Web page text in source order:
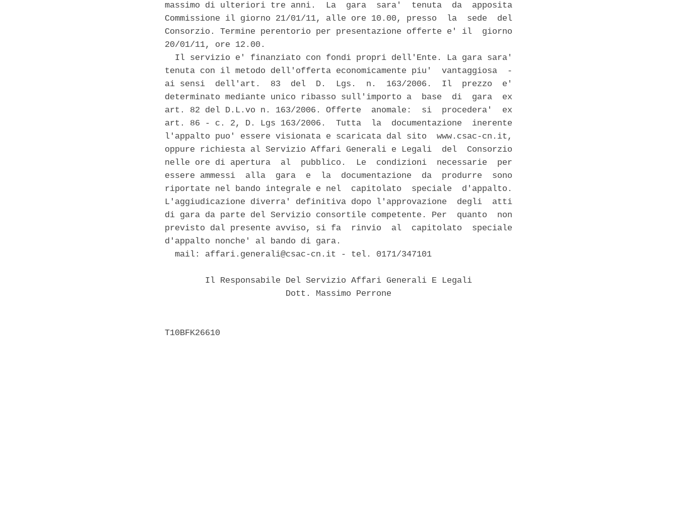
massimo di ulteriori tre anni.  La  gara  sara'  tenuta  da  apposita
Commissione il giorno 21/01/11, alle ore 10.00, presso  la  sede  del
Consorzio. Termine perentorio per presentazione offerte e' il  giorno
20/01/11, ore 12.00.
  Il servizio e' finanziato con fondi propri dell'Ente. La gara sara'
tenuta con il metodo dell'offerta economicamente piu'  vantaggiosa  -
ai sensi  dell'art.  83  del  D.  Lgs.  n.  163/2006.  Il  prezzo  e'
determinato mediante unico ribasso sull'importo a  base  di  gara  ex
art. 82 del D.L.vo n. 163/2006. Offerte  anomale:  si  procedera'  ex
art. 86 - c. 2, D. Lgs 163/2006.  Tutta  la  documentazione  inerente
l'appalto puo' essere visionata e scaricata dal sito  www.csac-cn.it,
oppure richiesta al Servizio Affari Generali e Legali  del  Consorzio
nelle ore di apertura  al  pubblico.  Le  condizioni  necessarie  per
essere ammessi  alla  gara  e  la  documentazione  da  produrre  sono
riportate nel bando integrale e nel  capitolato  speciale  d'appalto.
L'aggiudicazione diverra' definitiva dopo l'approvazione  degli  atti
di gara da parte del Servizio consortile competente. Per  quanto  non
previsto dal presente avviso, si fa  rinvio  al  capitolato  speciale
d'appalto nonche' al bando di gara.
  mail: affari.generali@csac-cn.it - tel. 0171/347101
        Il Responsabile Del Servizio Affari Generali E Legali
                        Dott. Massimo Perrone